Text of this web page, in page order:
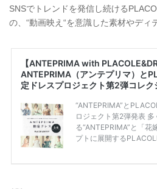
SNSでトレンドを発信し続ける
の、“動画映え“を意識した素材やディ